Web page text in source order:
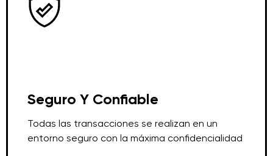
Seguro Y Confiable
Todas las transacciones se realizan en un
entorno seguro con la máxima confidencialidad